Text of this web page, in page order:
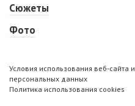
Сюжеты
Фото
Условия использования веб-сайта
персональных данных
Политика использования cookies